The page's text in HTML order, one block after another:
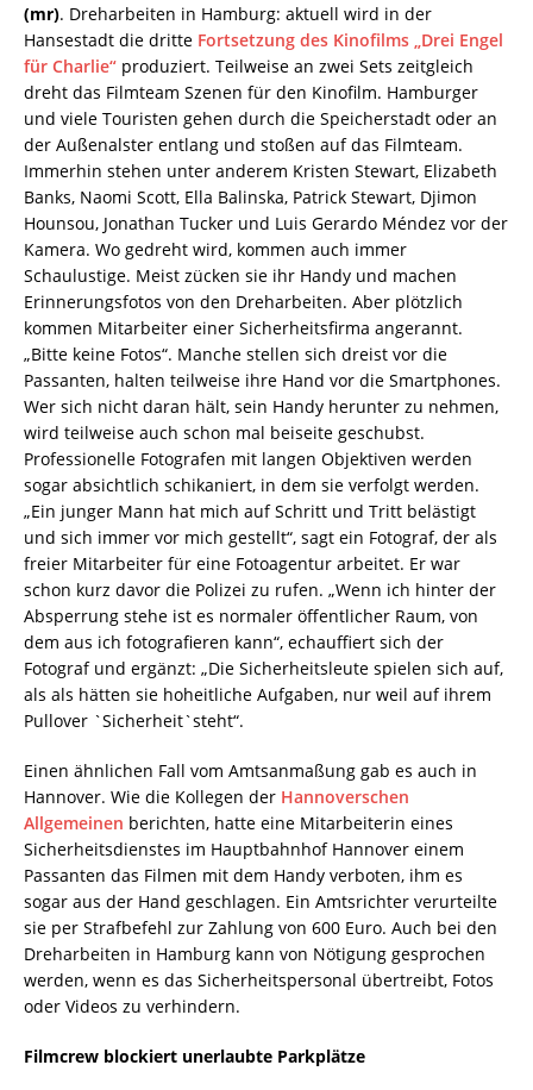
(mr). Dreharbeiten in Hamburg: aktuell wird in der
Hansestadt die dritte Fortsetzung des Kinofilms „Drei Engel
für Charlie“ produziert. Teilweise an zwei Sets zeitgleich
dreht das Filmteam Szenen für den Kinofilm. Hamburger
und viele Touristen gehen durch die Speicherstadt oder an
der Außenalster entlang und stoßen auf das Filmteam.
Immerhin stehen unter anderem Kristen Stewart, Elizabeth
Banks, Naomi Scott, Ella Balinska, Patrick Stewart, Djimon
Hounsou, Jonathan Tucker und Luis Gerardo Méndez vor der
Kamera. Wo gedreht wird, kommen auch immer
Schaulustige. Meist zücken sie ihr Handy und machen
Erinnerungsfotos von den Dreharbeiten. Aber plötzlich
kommen Mitarbeiter einer Sicherheitsfirma angerannt.
„Bitte keine Fotos“. Manche stellen sich dreist vor die
Passanten, halten teilweise ihre Hand vor die Smartphones.
Wer sich nicht daran hält, sein Handy herunter zu nehmen,
wird teilweise auch schon mal beiseite geschubst.
Professionelle Fotografen mit langen Objektiven werden
sogar absichtlich schikaniert, in dem sie verfolgt werden.
„Ein junger Mann hat mich auf Schritt und Tritt belästigt
und sich immer vor mich gestellt“, sagt ein Fotograf, der als
freier Mitarbeiter für eine Fotoagentur arbeitet. Er war
schon kurz davor die Polizei zu rufen. „Wenn ich hinter der
Absperrung stehe ist es normaler öffentlicher Raum, von
dem aus ich fotografieren kann“, echauffiert sich der
Fotograf und ergänzt: „Die Sicherheitsleute spielen sich auf,
als als hätten sie hoheitliche Aufgaben, nur weil auf ihrem
Pullover `Sicherheit`steht“.
Einen ähnlichen Fall vom Amtsanmaßung gab es auch in
Hannover. Wie die Kollegen der Hannoverschen
Allgemeinen berichten, hatte eine Mitarbeiterin eines
Sicherheitsdienstes im Hauptbahnhof Hannover einem
Passanten das Filmen mit dem Handy verboten, ihm es
sogar aus der Hand geschlagen. Ein Amtsrichter verurteilte
sie per Strafbefehl zur Zahlung von 600 Euro. Auch bei den
Dreharbeiten in Hamburg kann von Nötigung gesprochen
werden, wenn es das Sicherheitspersonal übertreibt, Fotos
oder Videos zu verhindern.
Filmcrew blockiert unerlaubte Parkplätze